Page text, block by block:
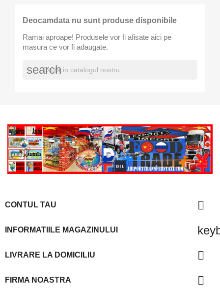
Deocamdata nu sunt produse disponibile
Ramai aproape! Produsele vor fi afisate aici pe
masura ce vor fi adaugate.
search
CONTUL TAU 
INFORMATIILE MAGAZINULUI
LIVRARE LA DOMICILIU 
FIRMA NOASTRA 